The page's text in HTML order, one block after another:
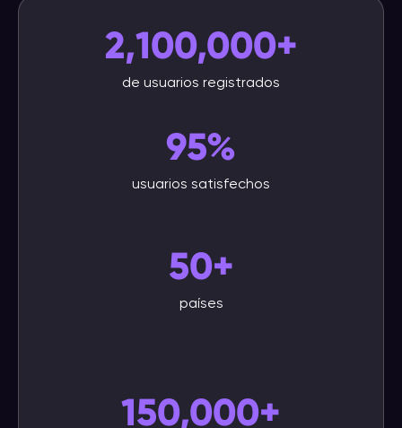
2,100,000+
de usuarios registrados
95%
usuarios satisfechos
50+
países
150,000+